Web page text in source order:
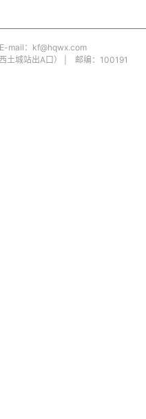
mail：kf@hqwx.com
土城站出A口） | 邮编：100191